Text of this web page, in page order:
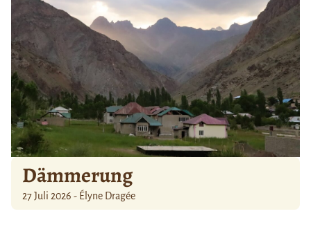
Dämmerung
27 Juli 2026 - Élyne Dragée